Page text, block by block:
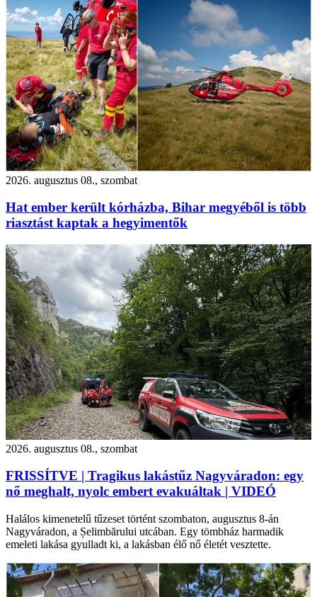
2026. augusztus 08., szombat
Hat ember került kórházba, Bihar megyéből is több
riasztást kaptak a hegyimentők
2026. augusztus 08., szombat
FRISSÍTVE | Tragikus lakástűz Nagyváradon: egy
nő meghalt, nyolc embert evakuáltak | VIDEÓ
Halálos kimenetelű tűzeset történt szombaton, augusztus 8-án
Nagyváradon, a Șelimbărului utcában. Egy tömbház harmadik
emeleti lakása gyulladt ki, a lakásban élő nő életét vesztette.